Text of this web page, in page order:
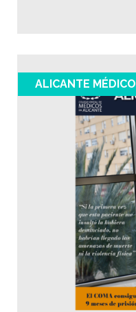
ALICANTE MÉDICO